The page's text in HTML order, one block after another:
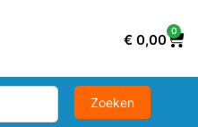
€ 0,00
0